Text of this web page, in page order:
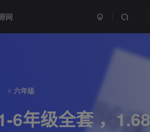
六年级
年级全套 ，
网